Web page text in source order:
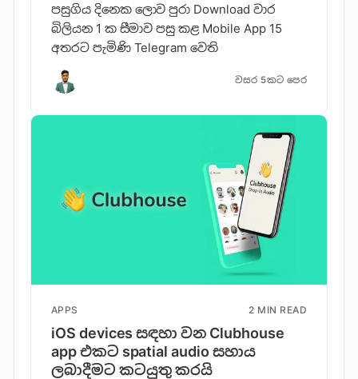
පසුගිය දිනෙක ලොව පුරා Download වාර
බිලියන 1 ක සීමාව පසු කළ Mobile App 15
අතරට පැමිණි Telegram වෙති
වසර 5කට පෙර
APPS 2 MIN READ
iOS devices සඳහා වන Clubhouse
app එකට spatial audio සහාය
ලබාදීමට කටයුතු කරයි